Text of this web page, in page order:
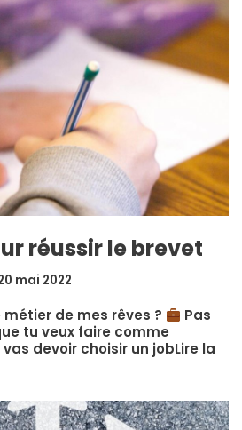
réussir le brevet
mai 2022
de mes rêves ?
Pas
tu veux faire comme
devoir choisir un jobLire la